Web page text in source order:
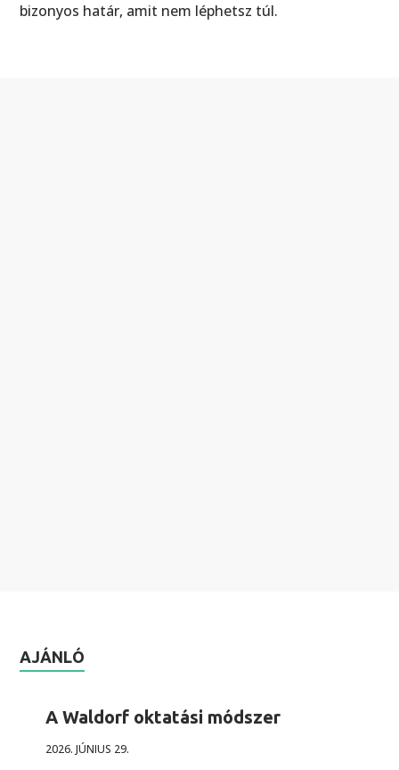
bizonyos határ, amit nem léphetsz túl.
AJÁNLÓ
A Waldorf oktatási módszer
2026. JÚNIUS 29.